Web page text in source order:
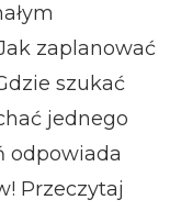
zaplanować
szukać
jednego
odpowiada
Przeczytaj